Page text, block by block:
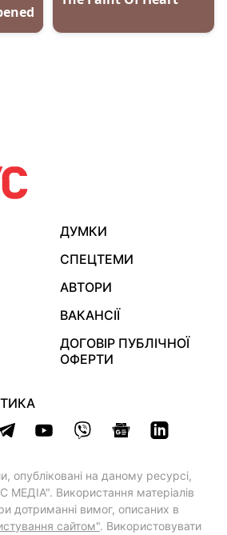
ДУМКИ
СПЕЦТЕМИ
АВТОРИ
ВАКАНСІЇ
ДОГОВІР ПУБЛІЧНОЇ
ОФЕРТИ
опубліковані на даному ресурсі,
Використання матеріалів
дотриманні вимог, описаних в
сайтом". Використовувати